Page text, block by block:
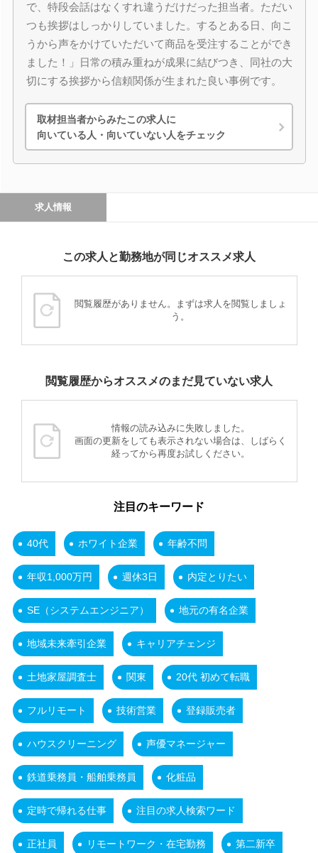
で、特段会話はなくすれ違うだけだった担当者。ただい
つも挨拶はしっかりしていました。するとある日、向こ
うから声をかけていただいて商品を受注することができ
ました！」日常の積み重ねが成果に結びつき、同社の大
切にする挨拶から信頼関係が生まれた良い事例です。
取材担当者からみたこの求人に
向いている人・向いていない人をチェック
求人情報
この求人と勤務地が同じオススメ求人
閲覧履歴がありません。まずは求人を閲覧しましょ
う。
閲覧履歴からオススメのまだ見ていない求人
情報の読み込みに失敗しました。
画面の更新をしても表示されない場合は、しばらく
経ってから再度お試しください。
注目のキーワード
40代 ホワイト企業 年齢不問
年収1,000万円 週休3日 内定とりたい
SE（システムエンジニア） 地元の有名企業
地域未来牽引企業 キャリアチェンジ
土地家屋調査士 関東 20代 初めて転職
フルリモート 技術営業 登録販売者
ハウスクリーニング 声優マネージャー
鉄道乗務員・船舶乗務員 化粧品
定時で帰れる仕事 注目の求人検索ワード
正社員 リモートワーク・在宅勤務 第二新卒